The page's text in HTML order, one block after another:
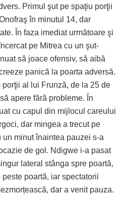
Primul şut pe spaţiu porţii
în minutul 14, dar
În faza imediat următoare şi
pe Mitrea cu un şut-
să joace ofensiv, să aibă
panică la poarta adversă.
porţii al lui Frunză, de la 25 de
apere fără probleme. În
cu capul din mijlocul careului
dar mingea a trecut pe
un minut înaintea pauzei s-a
de gol. Ndigwe i-a pasat
lateral stânga spre poartă,
poartă, iar spectatorii
dar a venit pauza.